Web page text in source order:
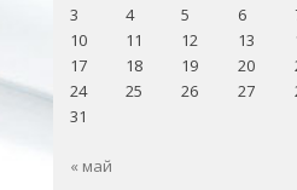
3
4 5 6
10
11 12 13
17
18 19 20
24
25 26 27
31
« май